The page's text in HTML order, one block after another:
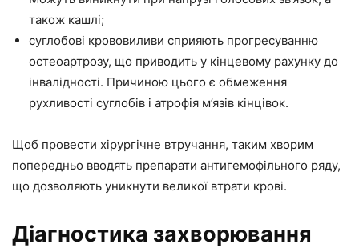
також кашлі;
суглобові крововиливи сприяють прогресуванню
остеоартрозу, що приводить у кінцевому рахунку до
інвалідності. Причиною цього є обмеження
рухливості суглобів і атрофія м’язів кінцівок.
Щоб провести хірургічне втручання, таким хворим
попередньо вводять препарати антигемофільного ряду,
що дозволяють уникнути великої втрати крові.
Діагностика захворювання